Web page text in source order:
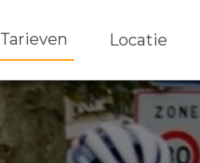
Tarieven Locatie